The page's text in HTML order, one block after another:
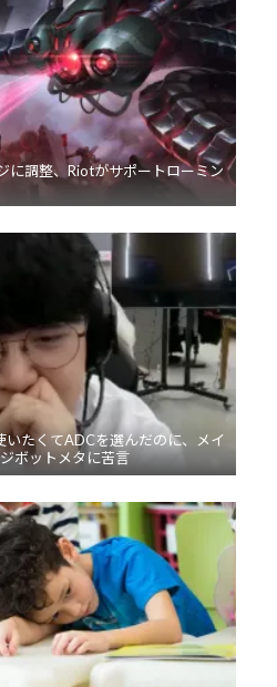
に調整、Riotがサポートローミン
たくてADCを選んだのに、メイ
ボットメタに苦言